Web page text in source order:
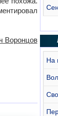
Воронцов
На